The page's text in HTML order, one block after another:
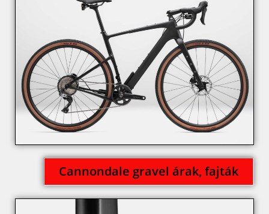
Cannondale gravel árak, fajták